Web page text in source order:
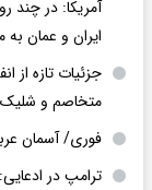
آمریکا: در چند
ایران و عمان
جزئیات تازه از
متخاصم و شلیک
فوری/ آسمان
ترامپ در